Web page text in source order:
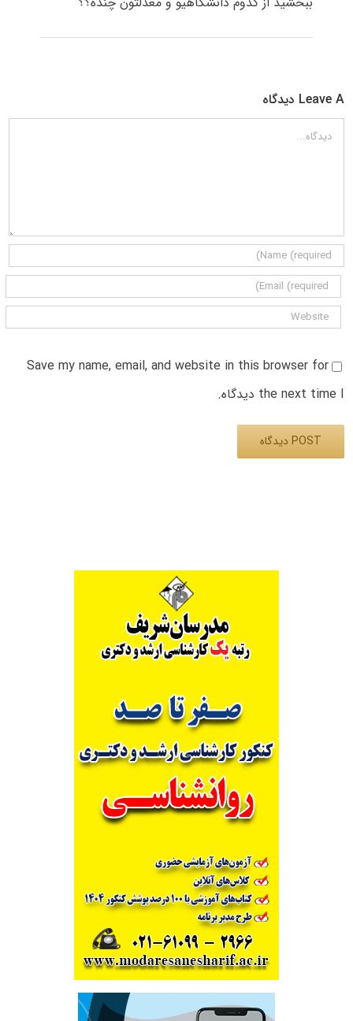
Leave A دیدگاه
دیدگاه
Save my name, email, and website in this browser for
the next time I دیدگاه.